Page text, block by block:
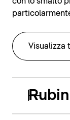
Visualizza